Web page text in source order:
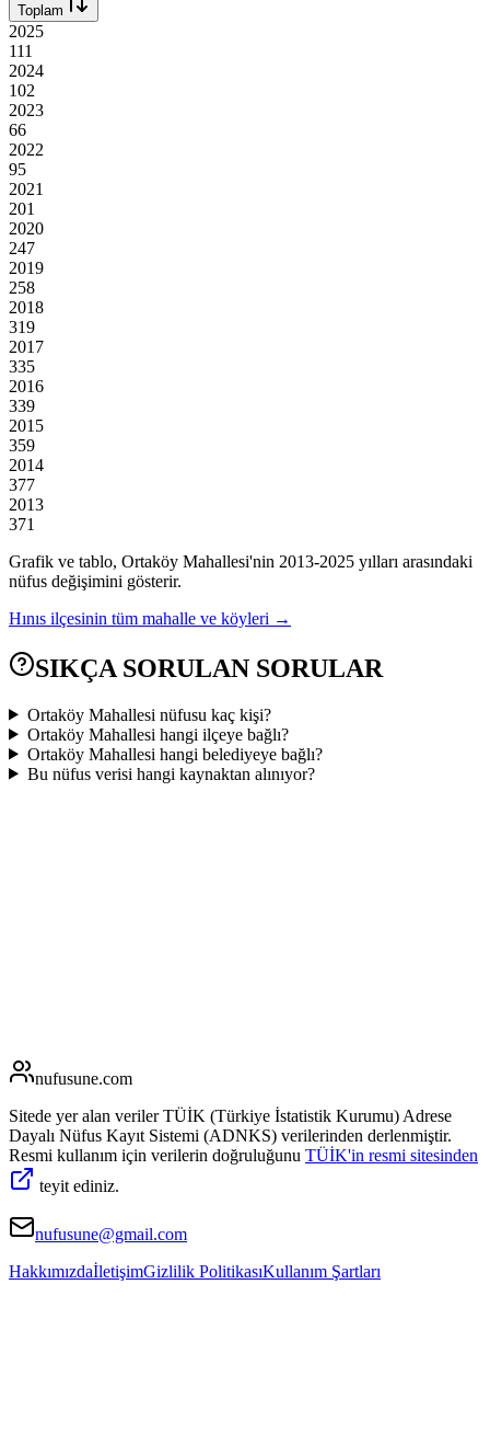
Toplam
2025
111
2024
102
2023
66
2022
95
2021
201
2020
247
2019
258
2018
319
2017
335
2016
339
2015
359
2014
377
2013
371
Grafik ve tablo, Ortaköy Mahallesi'nin 2013-2025 yılları arasındaki
nüfus değişimini gösterir.
Hınıs ilçesinin tüm mahalle ve köyleri →
SIKÇA SORULAN SORULAR
Ortaköy Mahallesi nüfusu kaç kişi?
Ortaköy Mahallesi hangi ilçeye bağlı?
Ortaköy Mahallesi hangi belediyeye bağlı?
Bu nüfus verisi hangi kaynaktan alınıyor?
nufusune.com
Sitede yer alan veriler TÜİK (Türkiye İstatistik Kurumu) Adrese
Dayalı Nüfus Kayıt Sistemi (ADNKS) verilerinden derlenmiştir.
Resmi kullanım için verilerin doğruluğunu TÜİK'in resmi sitesinden
teyit ediniz.
nufusune@gmail.com
HakkımızdaİletişimGizlilik PolitikasıKullanım Şartları